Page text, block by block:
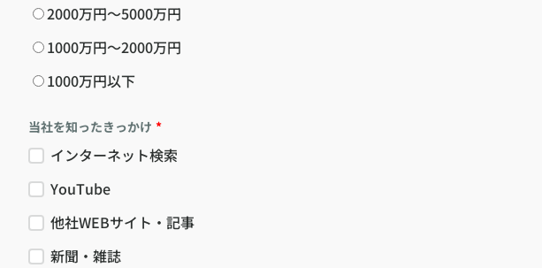
2000万円〜5000万円
1000万円〜2000万円
1000万円以下
当社を知ったきっかけ *
インターネット検索
YouTube
他社WEBサイト・記事
新聞・雑誌